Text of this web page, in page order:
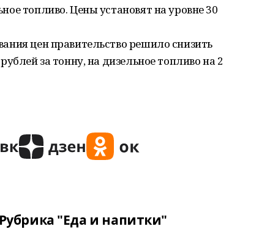
топливо. Цены установят на уровне 30
цен правительство решило снизить
за тонну, на дизельное топливо на 2
Рубрика "Еда и напитки"